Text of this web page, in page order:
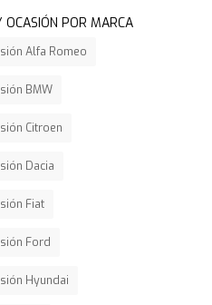
OCASIÓN POR MARCA
Alfa Romeo
BMW
Citroen
Dacia
Fiat
Ford
Hyundai